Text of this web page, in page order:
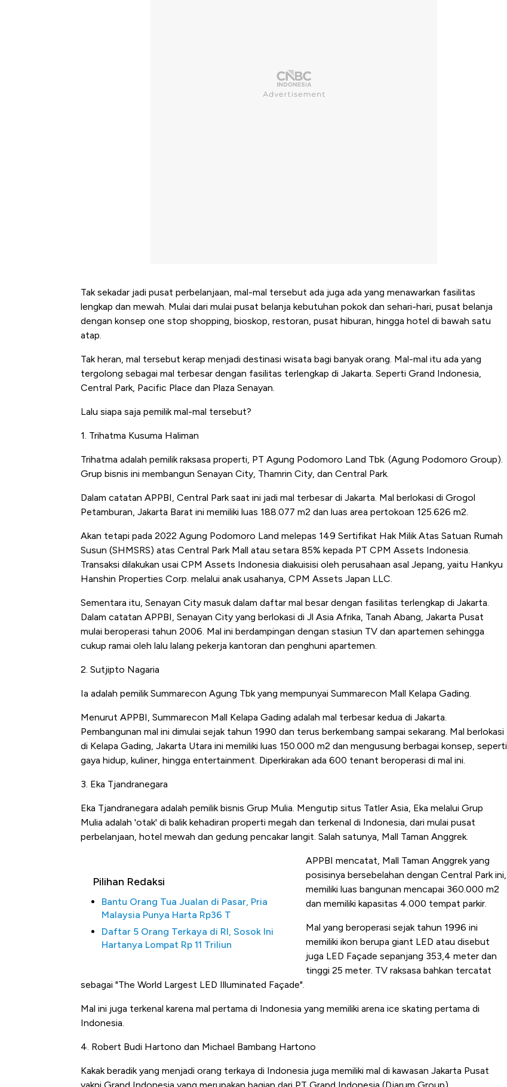
Tak sekadar jadi pusat perbelanjaan, mal-mal tersebut ada juga ada yang menawarkan fasilitas
lengkap dan mewah. Mulai dari mulai pusat belanja kebutuhan pokok dan sehari-hari, pusat belanja
dengan konsep one stop shopping, bioskop, restoran, pusat hiburan, hingga hotel di bawah satu
atap.
Tak heran, mal tersebut kerap menjadi destinasi wisata bagi banyak orang. Mal-mal itu ada yang
tergolong sebagai mal terbesar dengan fasilitas terlengkap di Jakarta. Seperti Grand Indonesia,
Central Park, Pacific Place dan Plaza Senayan.
Lalu siapa saja pemilik mal-mal tersebut?
1. Trihatma Kusuma Haliman
Trihatma adalah pemilik raksasa properti, PT Agung Podomoro Land Tbk. (Agung Podomoro Group).
Grup bisnis ini membangun Senayan City, Thamrin City, dan Central Park.
Dalam catatan APPBI, Central Park saat ini jadi mal terbesar di Jakarta. Mal berlokasi di Grogol
Petamburan, Jakarta Barat ini memiliki luas 188.077 m2 dan luas area pertokoan 125.626 m2.
Akan tetapi pada 2022 Agung Podomoro Land melepas 149 Sertifikat Hak Milik Atas Satuan Rumah
Susun (SHMSRS) atas Central Park Mall atau setara 85% kepada PT CPM Assets Indonesia.
Transaksi dilakukan usai CPM Assets Indonesia diakuisisi oleh perusahaan asal Jepang, yaitu Hankyu
Hanshin Properties Corp. melalui anak usahanya, CPM Assets Japan LLC.
Sementara itu, Senayan City masuk dalam daftar mal besar dengan fasilitas terlengkap di Jakarta.
Dalam catatan APPBI, Senayan City yang berlokasi di Jl Asia Afrika, Tanah Abang, Jakarta Pusat
mulai beroperasi tahun 2006. Mal ini berdampingan dengan stasiun TV dan apartemen sehingga
cukup ramai oleh lalu lalang pekerja kantoran dan penghuni apartemen.
2. Sutjipto Nagaria
Ia adalah pemilik Summarecon Agung Tbk yang mempunyai Summarecon Mall Kelapa Gading.
Menurut APPBI, Summarecon Mall Kelapa Gading adalah mal terbesar kedua di Jakarta.
Pembangunan mal ini dimulai sejak tahun 1990 dan terus berkembang sampai sekarang. Mal berlokasi
di Kelapa Gading, Jakarta Utara ini memiliki luas 150.000 m2 dan mengusung berbagai konsep, seperti
gaya hidup, kuliner, hingga entertainment. Diperkirakan ada 600 tenant beroperasi di mal ini.
3. Eka Tjandranegara
Eka Tjandranegara adalah pemilik bisnis Grup Mulia. Mengutip situs Tatler Asia, Eka melalui Grup
Mulia adalah 'otak' di balik kehadiran properti megah dan terkenal di Indonesia, dari mulai pusat
perbelanjaan, hotel mewah dan gedung pencakar langit. Salah satunya, Mall Taman Anggrek.
Pilihan Redaksi
Bantu Orang Tua Jualan di Pasar, Pria
Malaysia Punya Harta Rp36 T
Daftar 5 Orang Terkaya di RI, Sosok Ini
Hartanya Lompat Rp 11 Triliun
APPBI mencatat, Mall Taman Anggrek yang
posisinya bersebelahan dengan Central Park ini,
memiliki luas bangunan mencapai 360.000 m2
dan memiliki kapasitas 4.000 tempat parkir.
Mal yang beroperasi sejak tahun 1996 ini
memiliki ikon berupa giant LED atau disebut
juga LED Façade sepanjang 353,4 meter dan
tinggi 25 meter. TV raksasa bahkan tercatat
sebagai "The World Largest LED Illuminated Façade".
Mal ini juga terkenal karena mal pertama di Indonesia yang memiliki arena ice skating pertama di
Indonesia.
4. Robert Budi Hartono dan Michael Bambang Hartono
Kakak beradik yang menjadi orang terkaya di Indonesia juga memiliki mal di kawasan Jakarta Pusat
Kongo Tutup Keran Ekspor, Harga
Tembaga Terbang ke Zona Berbahaya